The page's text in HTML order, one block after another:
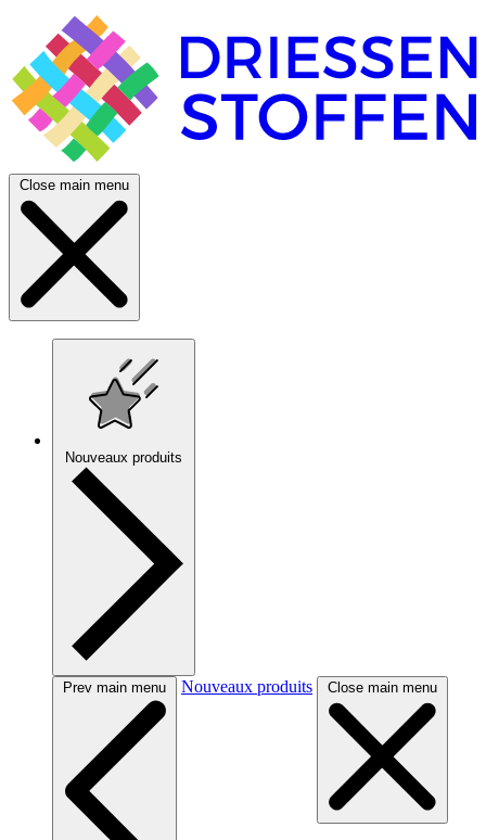
Close main menu
Nouveaux produits
Prev main menu Nouveaux produits Close main menu